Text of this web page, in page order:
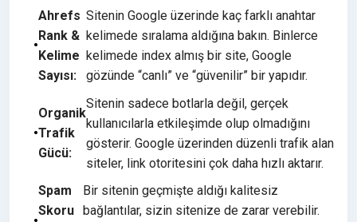
Ahrefs
Rank &
Kelime
Sayısı:
Sitenin Google üzerinde kaç farklı anahtar
kelimede sıralama aldığına bakın. Binlerce
kelimede index almış bir site, Google
gözünde “canlı” ve “güvenilir” bir yapıdır.
Organik
Trafik
Gücü:
Sitenin sadece botlarla değil, gerçek
kullanıcılarla etkileşimde olup olmadığını
gösterir. Google üzerinden düzenli trafik alan
siteler, link otoritesini çok daha hızlı aktarır.
Spam
Skoru
Bir sitenin geçmişte aldığı kalitesiz
bağlantılar, sizin sitenize de zarar verebilir.